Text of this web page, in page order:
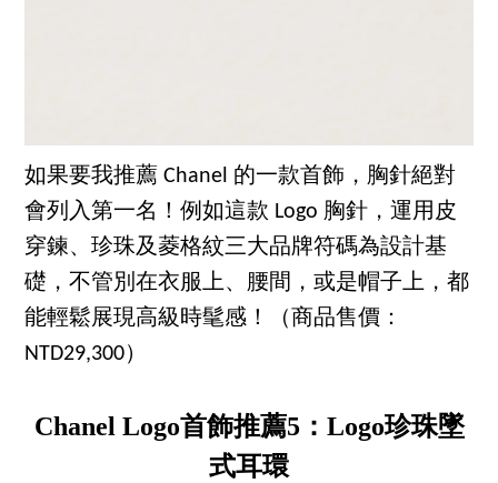
如果要我推薦 Chanel 的一款首飾，胸針絕對
會列入第一名！例如這款 Logo 胸針，運用皮
穿鍊、珍珠及菱格紋三大品牌符碼為設計基
礎，不管別在衣服上、腰間，或是帽子上，都
能輕鬆展現高級時髦感！（商品售價：
NTD29,300）
Chanel Logo首飾推薦5：Logo珍珠墜
式耳環